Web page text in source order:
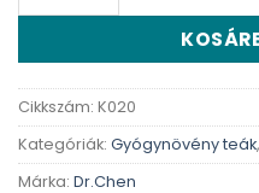
Cikkszám: K020
Kategóriák: Gyógynövény teák,
Márka: Dr.Chen